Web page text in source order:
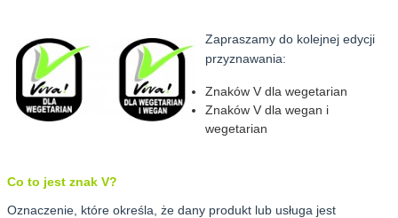
Zapraszamy do kolejnej edycji
przyznawania:
Znaków V dla wegetarian
Znaków V dla wegan i
wegetarian
Co to jest znak V?
Oznaczenie, które określa, że dany produkt lub usługa jest